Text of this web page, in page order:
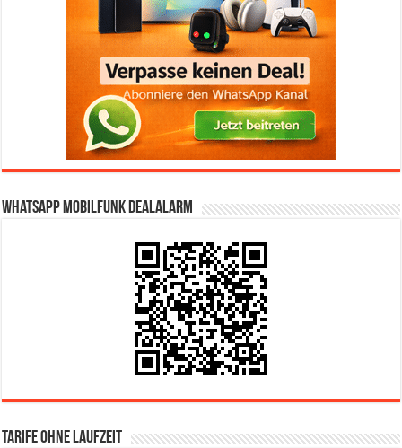
WhatsApp Mobilfunk DealAlarm
Tarife ohne Laufzeit